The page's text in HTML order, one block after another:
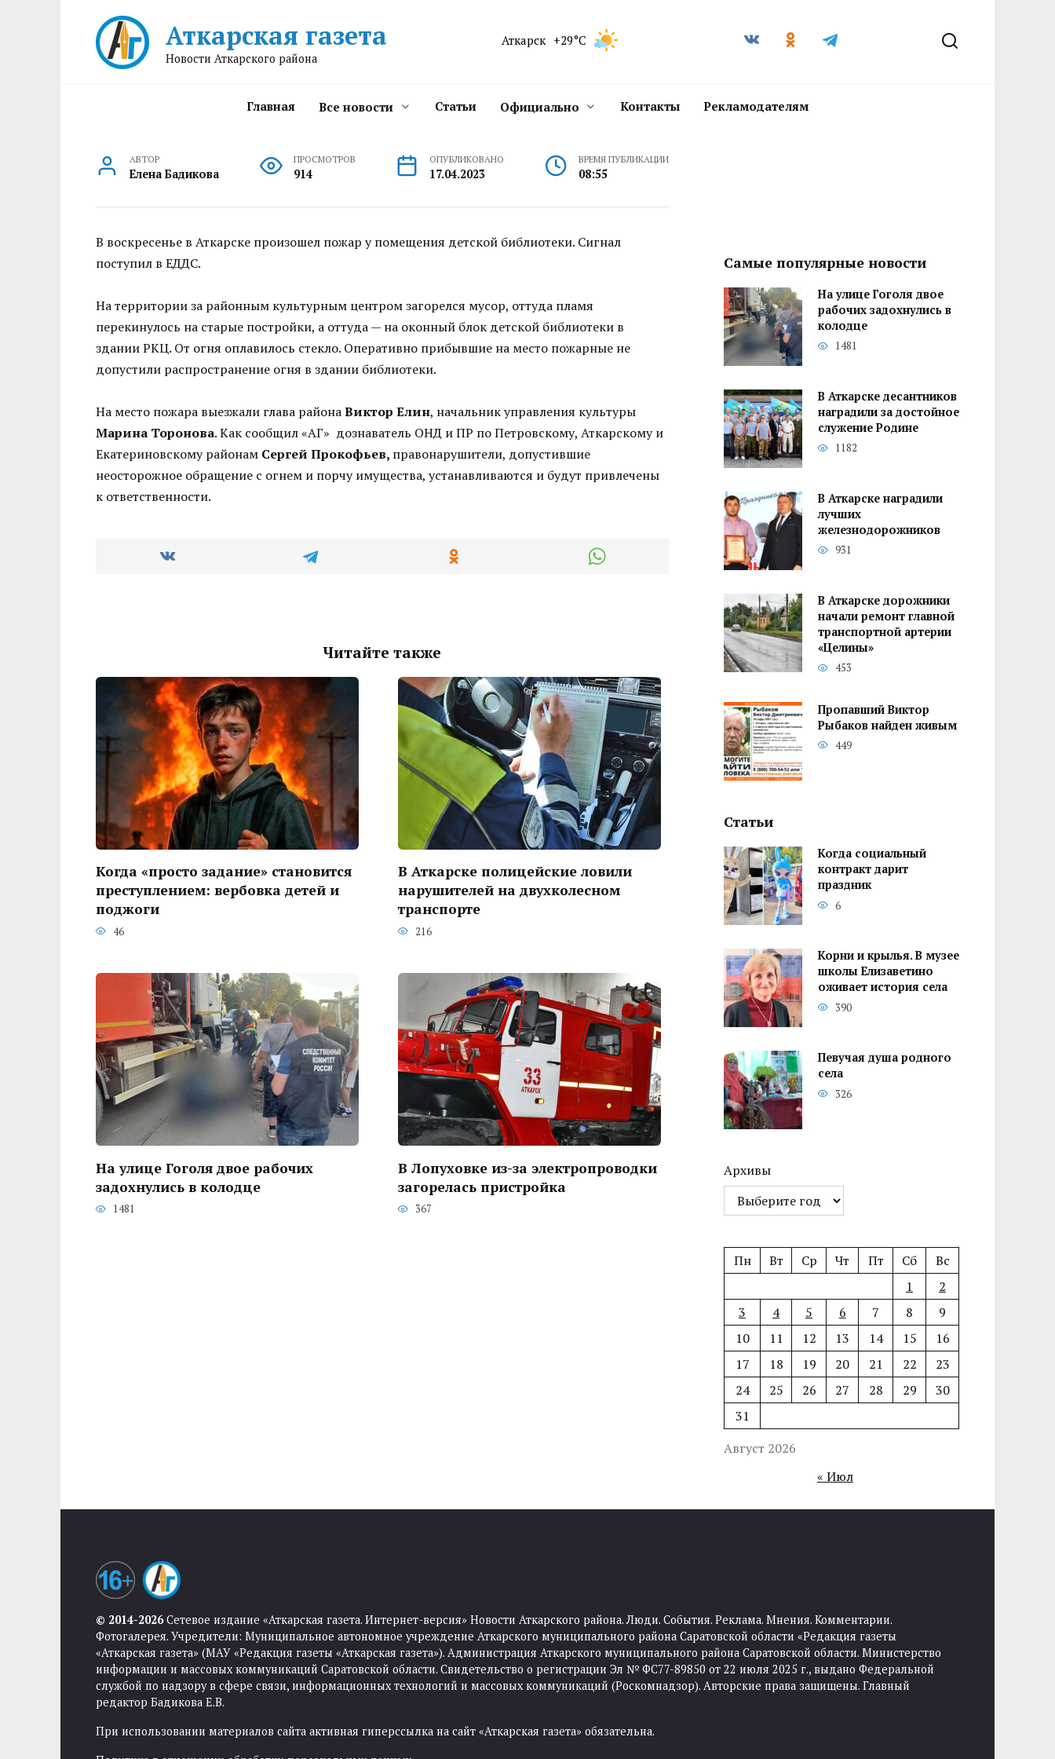
Аткарская газета
Новости Аткарского района
Аткарск +29°C
Главная Все новости Статьи Официально Контакты Рекламодателям
АВТОР
Елена Бадикова
ПРОСМОТРОВ
914
ОПУБЛИКОВАНО
17.04.2023
ВРЕМЯ ПУБЛИКАЦИИ
08:55
В воскресенье в Аткарске произошел пожар у помещения детской библиотеки. Сигнал
поступил в ЕДДС.
На территории за районным культурным центром загорелся мусор, оттуда пламя
перекинулось на старые постройки, а оттуда — на оконный блок детской библиотеки в
здании РКЦ. От огня оплавилось стекло. Оперативно прибывшие на место пожарные не
допустили распространение огня в здании библиотеки.
На место пожара выезжали глава районаВиктор Елин, начальник управления культуры
Марина Торонова. Как сообщил «АГ» дознаватель ОНД и ПР по Петровскому, Аткарскому и
Екатериновскому районам Сергей Прокофьев, правонарушители, допустившие
неосторожное обращение с огнем и порчу имущества, устанавливаются и будут привлечены
к ответственности.
Читайте также
Когда «просто задание» становится
преступлением: вербовка детей и
поджоги
46
В Аткарске полицейские ловили
нарушителей на двухколесном
транспорте
216
На улице Гоголя двое рабочих
задохнулись в колодце
1481
В Лопуховке из-за электропроводки
загорелась пристройка
367
Самые популярные новости
На улице Гоголя двое
рабочих задохнулись в
колодце
1481
В Аткарске десантников
наградили за достойное
служение Родине
1182
В Аткарске наградили
лучших
железнодорожников
931
В Аткарске дорожники
начали ремонт главной
транспортной артерии
«Целины»
453
Пропавший Виктор
Рыбаков найден живым
449
Статьи
Когда социальный
контракт дарит
праздник
6
Корни и крылья. В музее
школы Елизаветино
оживает история села
390
Певучая душа родного
села
326
Архивы
Август 2026
Пн Вт Ср Чт Пт Сб
Вс
1
2
3
4 5 6 7 8
9
10
11 12 13 14 15
16
17
18 19 20 21 22
23
24
25 26 27 28 29
30
31
« Июл
© 2014-2026Сетевое издание «Аткарская газета. Интернет-версия» Новости Аткарского района. Люди. События. Реклама. Мнения. Комментарии.
Фотогалерея. Учредители: Муниципальное автономное учреждение Аткарского муниципального района Саратовской области «Редакция газеты
«Аткарская газета» (МАУ «Редакция газеты «Аткарская газета»). Администрация Аткарского муниципального района Саратовской области. Министерство
информации и массовых коммуникаций Саратовской области. Свидетельство о регистрации Эл № ФС77-89850 от 22 июля 2025 г., выдано Федеральной
службой по надзору в сфере связи, информационных технологий и массовых коммуникаций (Роскомнадзор). Авторские права защищены. Главный
редактор Бадикова Е.В.
При использовании материалов сайта активная гиперссылка на сайт «Аткарская газета» обязательна.